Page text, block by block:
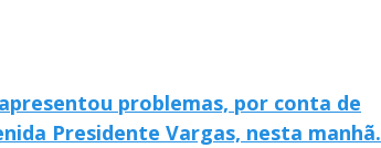
problemas, por conta de
Presidente Vargas, nesta manhã.